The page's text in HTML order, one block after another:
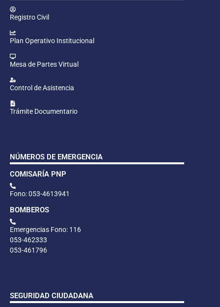
Registro Civil
Plan Operativo Institucional
Mesa de Partes Virtual
Control de Asistencia
Trámite Documentario
NÚMEROS DE EMERGENCIA
COMISARÍA PNP
Fono: 053-4613941
BOMBEROS
Emergencias Fono: 116
053-462333
053-461796
SEGURIDAD CIUDADANA